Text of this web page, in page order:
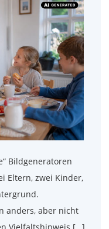
Bildgeneratoren
Eltern, zwei Kinder,
anders, aber nicht
Vielfaltshinweis […]